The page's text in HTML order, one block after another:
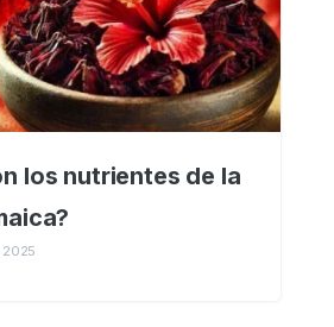
los nutrientes de la